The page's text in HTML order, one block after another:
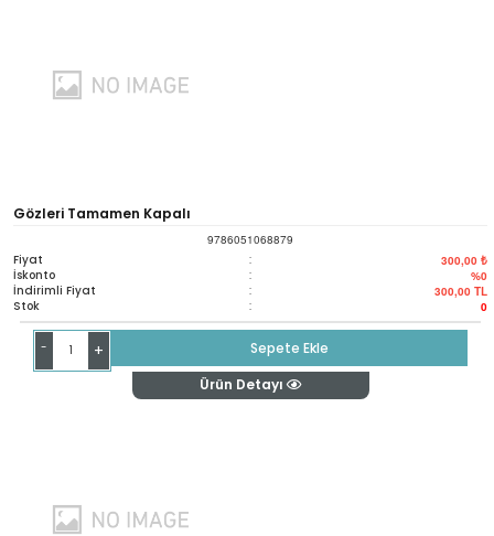
Gözleri Tamamen Kapalı
9786051068879
Fiyat : 300,00 ₺
İskonto : %0
İndirimli Fiyat : 300,00 TL
Stok : 0
- +
Sepete Ekle
Ürün Detayı